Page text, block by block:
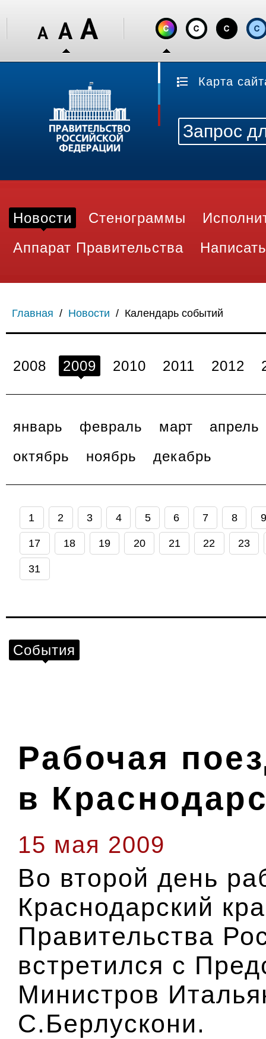
Карта
Новости Стенограммы
Аппарат Правительства
Главная / Новости / Календарь событий
2008 2009 2010 2011 2012
январь февраль март
апрель
октябрь
ноябрь декабрь
1 2 3 4 5 6 7 8 9
17 18 19 20 21 22 23
31
События
Рабочая
в
15 мая 2009
Во второй день
Краснодарский
Правительства
встретился с
Министров
С.Берлускони.